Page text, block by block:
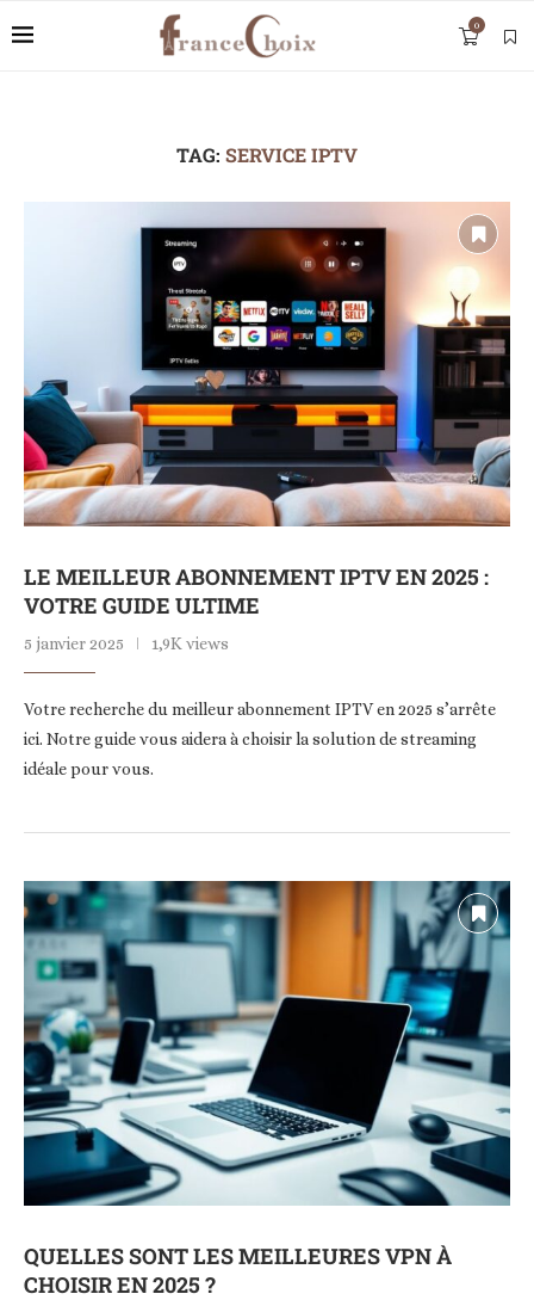
0
TAG: SERVICE IPTV
LE MEILLEUR ABONNEMENT IPTV EN 2025 :
VOTRE GUIDE ULTIME
5 janvier 2025 1,9K views
Votre recherche du meilleur abonnement IPTV en 2025 s’arrête
ici. Notre guide vous aidera à choisir la solution de streaming
idéale pour vous.
QUELLES SONT LES MEILLEURES VPN À
CHOISIR EN 2025 ?